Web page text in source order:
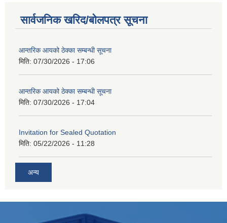
सार्वजनिक खरिद/बोलपत्र सूचना
आन्तरिक आयको ठेक्का सम्बन्धी सूचना
मिति: 07/30/2026 - 17:06
आन्तरिक आयको ठेक्का सम्बन्धी सूचना
मिति: 07/30/2026 - 17:04
Invitation for Sealed Quotation
मिति: 05/22/2026 - 11:28
अन्य